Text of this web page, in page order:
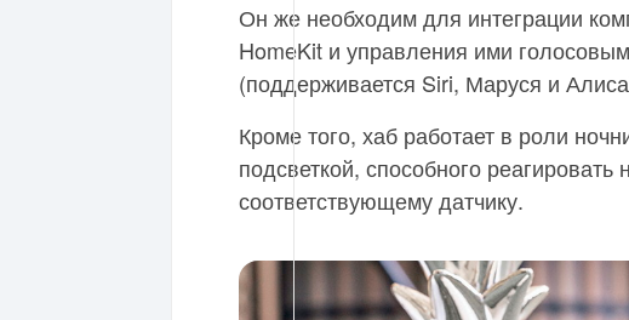
Он же необходим для интеграции
HomeKit и управления ими
(поддерживается Siri, Маруся и
Кроме того, хаб работает в роли
подсветкой, способного
соответствующему датчику.